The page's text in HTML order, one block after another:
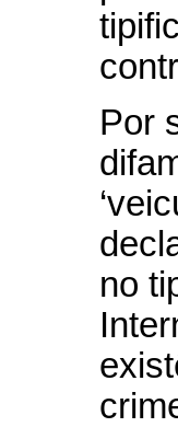
Por
no